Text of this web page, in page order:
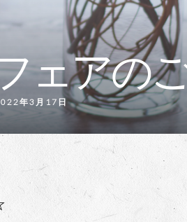
ェアの
年3月17日